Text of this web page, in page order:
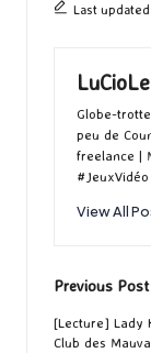
Last
LuCioLe
Globe-
peu de
freelance |
#JeuxVidéo
View All
Post
Previous Post
[Lecture] Lady
Club des